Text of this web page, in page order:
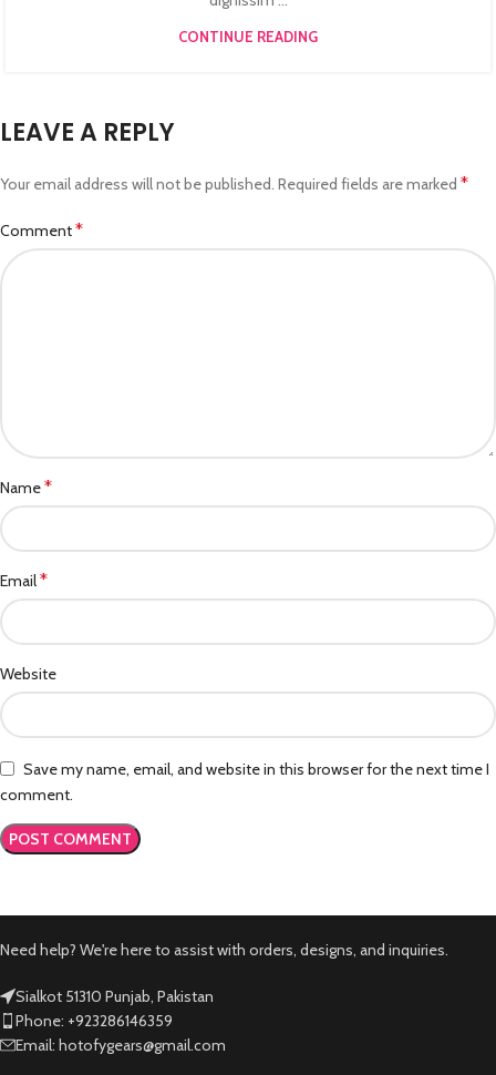
CONTINUE READING
LEAVE A REPLY
Your email address will not be published. Required fields are marked *
Comment*
Name*
Email*
Website
Save my name, email, and website in this browser for the next time I
comment.
Need help? We're here to assist with orders, designs, and inquiries.
Sialkot 51310 Punjab, Pakistan
Phone: +923286146359
Email: hotofygears@gmail.com